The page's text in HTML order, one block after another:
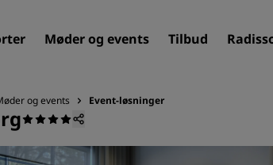
Møder og events Tilbud
og events Event-løsninger